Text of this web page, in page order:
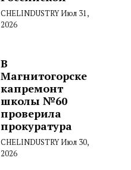
CHELINDUSTRYИюл 31,
2026
В
Магнитогорске
капремонт
школы №60
проверила
прокуратура
CHELINDUSTRYИюл 30,
2026